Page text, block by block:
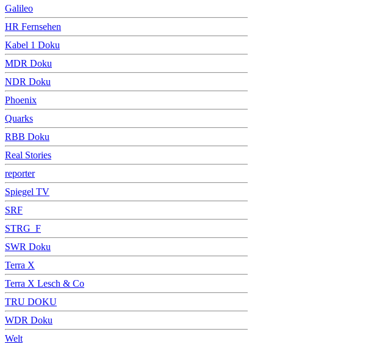
Galileo
HR Fernsehen
Kabel 1 Doku
MDR Doku
NDR Doku
Phoenix
Quarks
RBB Doku
Real Stories
reporter
Spiegel TV
SRF
STRG_F
SWR Doku
Terra X
Terra X Lesch & Co
TRU DOKU
WDR Doku
Welt